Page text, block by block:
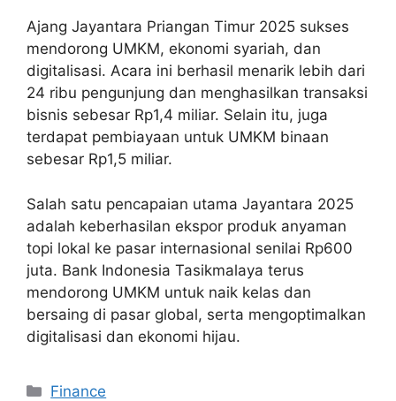
Ajang Jayantara Priangan Timur 2025 sukses
mendorong UMKM, ekonomi syariah, dan
digitalisasi. Acara ini berhasil menarik lebih dari
24 ribu pengunjung dan menghasilkan transaksi
bisnis sebesar Rp1,4 miliar. Selain itu, juga
terdapat pembiayaan untuk UMKM binaan
sebesar Rp1,5 miliar.
Salah satu pencapaian utama Jayantara 2025
adalah keberhasilan ekspor produk anyaman
topi lokal ke pasar internasional senilai Rp600
juta. Bank Indonesia Tasikmalaya terus
mendorong UMKM untuk naik kelas dan
bersaing di pasar global, serta mengoptimalkan
digitalisasi dan ekonomi hijau.
Categories
Finance